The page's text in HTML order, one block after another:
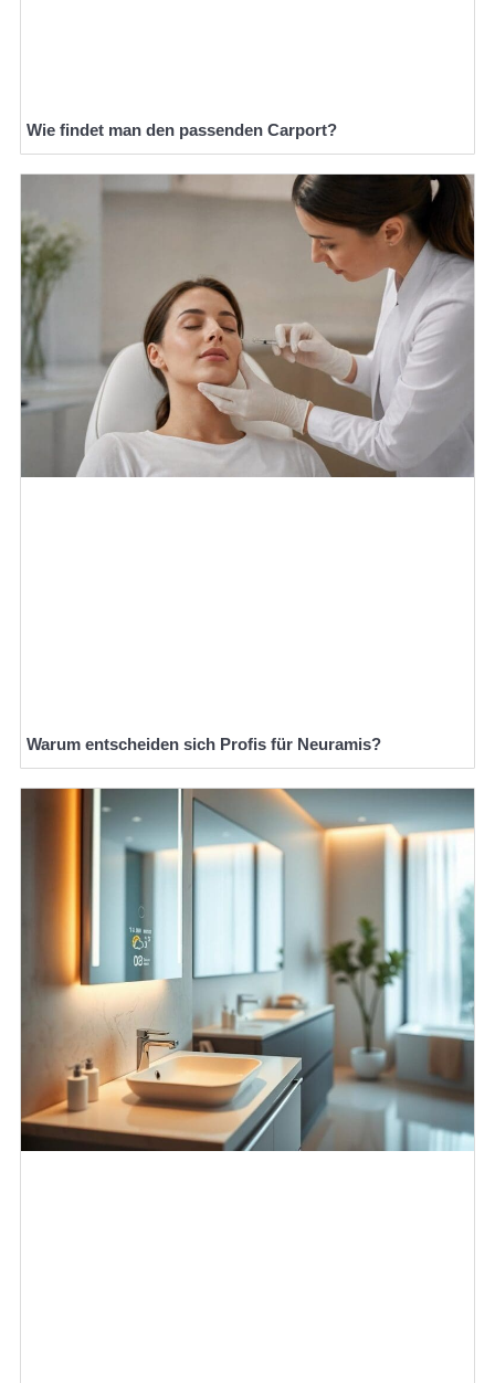
Wie findet man den passenden Carport?
Warum entscheiden sich Profis für Neuramis?